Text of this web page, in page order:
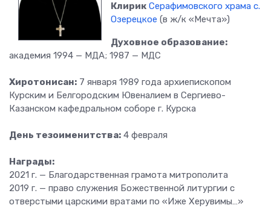
Клирик Серафимовского храма с.
Озерецкое (в ж/к «Мечта»)
Духовное образование:
академия 1994 — МДА; 1987 — МДС
Хиротонисан: 7 января 1989 года архиепископом
Курским и Белгородским Ювеналием в Сергиево-
Казанском кафедральном соборе г. Курска
День тезоименитства: 4 февраля
Награды:
2021 г. — Благодарственная грамота митрополита
2019 г. — право служения Божественной литургии с
отверстыми царскими вратами по «Иже Херувимы…»